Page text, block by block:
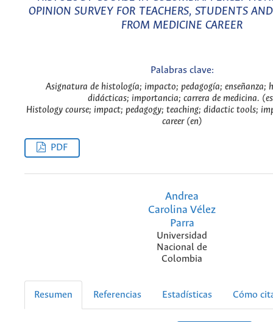
OPINION SURVEY FOR TEACHERS, STUDENTS
FROM MEDICINE CAREER
Palabras clave:
Asignatura de histología; impacto; pedagogía; enseñanza;
didácticas; importancia; carrera de medicina.
Histology course; impact; pedagogy; teaching; didactic tools;
career (en)
PDF
Andrea
Carolina Vélez
Parra
Universidad
Nacional de
Colombia
Resumen Referencias Estadísticas Cómo